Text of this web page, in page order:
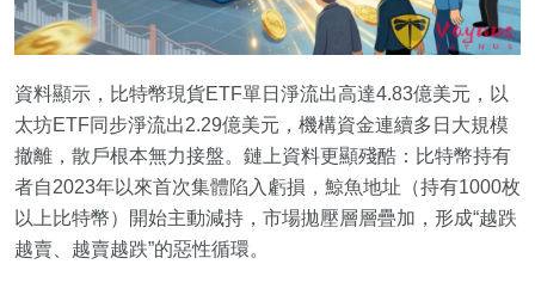
資料顯示，比特幣現貨ETF單日淨流出高達4.83億美元，以
太坊ETF同步淨流出2.29億美元，機構資金連續多日大規模
撤離，散戶根本無力接盤。鏈上資料更顯殘酷：比特幣持有
者自2023年以來首次集體陷入虧損，鯨魚地址（持有1000枚
以上比特幣）開始主動減持，市場拋壓層層疊加，形成“越跌
越賣、越賣越跌”的惡性循環。